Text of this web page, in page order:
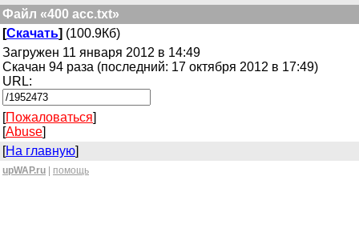
Файл «400 acc.txt»
[Скачать] (100.9Кб)
Загружен 11 января 2012 в 14:49
Скачан 94 раза (последний: 17 октября 2012 в 17:49)
URL:
[Пожаловаться]
[Abuse]
[На главную]
upWAP.ru помощь